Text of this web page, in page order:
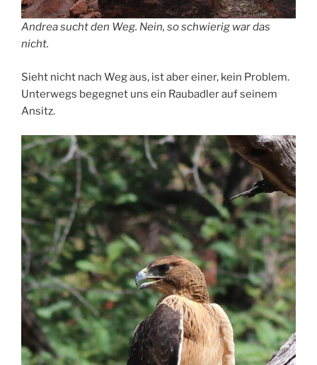
Andrea sucht den Weg. Nein, so schwierig war das
nicht.
Sieht nicht nach Weg aus, ist aber einer, kein Problem.
Unterwegs begegnet uns ein Raubadler auf seinem
Ansitz.